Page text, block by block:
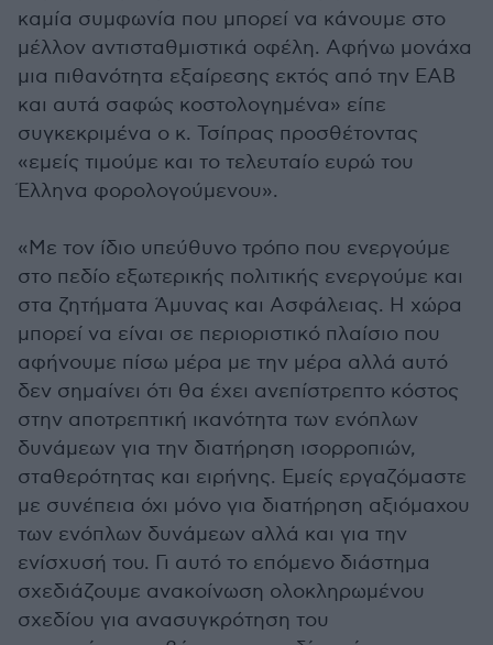
καμία συμφωνία που μπορεί να κάνουμε στο
μέλλον αντισταθμιστικά οφέλη. Αφήνω μονάχα
μια πιθανότητα εξαίρεσης εκτός από την ΕΑΒ
και αυτά σαφώς κοστολογημένα» είπε
συγκεκριμένα ο κ. Τσίπρας προσθέτοντας
«εμείς τιμούμε και το τελευταίο ευρώ του
Έλληνα φορολογούμενου».
«Με τον ίδιο υπεύθυνο τρόπο που ενεργούμε
στο πεδίο εξωτερικής πολιτικής ενεργούμε και
στα ζητήματα Άμυνας και Ασφάλειας. Η χώρα
μπορεί να είναι σε περιοριστικό πλαίσιο που
αφήνουμε πίσω μέρα με την μέρα αλλά αυτό
δεν σημαίνει ότι θα έχει ανεπίστρεπτο κόστος
στην αποτρεπτική ικανότητα των ενόπλων
δυνάμεων για την διατήρηση ισορροπιών,
σταθερότητας και ειρήνης. Εμείς εργαζόμαστε
με συνέπεια όχι μόνο για διατήρηση αξιόμαχου
των ενόπλων δυνάμεων αλλά και για την
ενίσχυσή του. Γι αυτό το επόμενο διάστημα
σχεδιάζουμε ανακοίνωση ολοκληρωμένου
σχεδίου για ανασυγκρότηση του